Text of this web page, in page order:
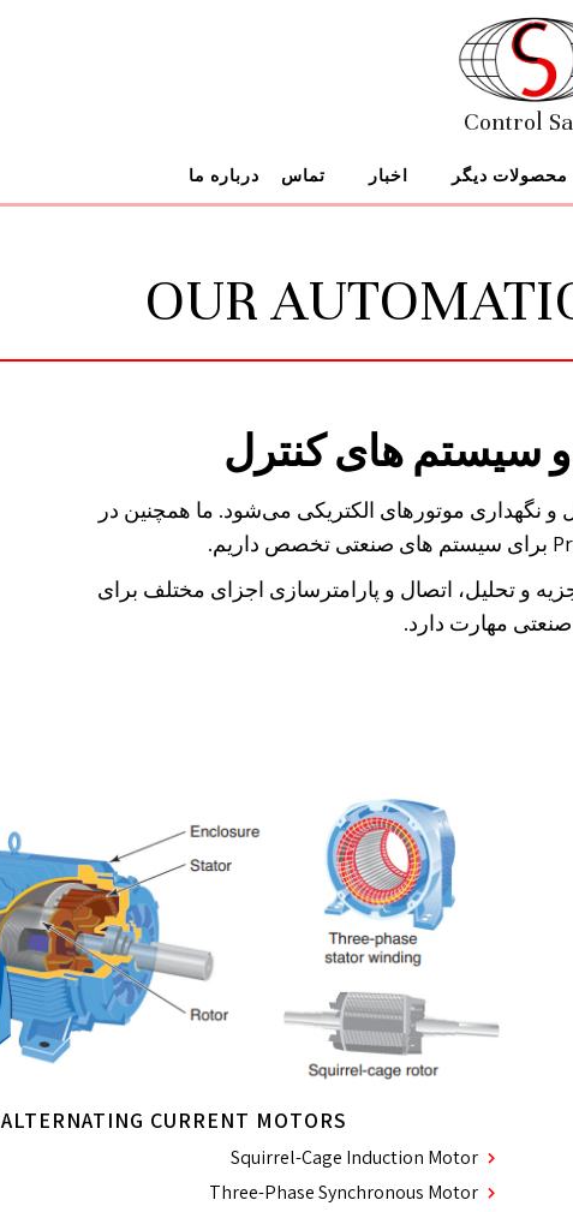
Control
محصولات دیگر اخبار تماس درباره ما
OUR
و سیستم های کنترل
نگهداری موتورهای الکتریکی می‌شود. ما همچنین در
در تجزیه و تحلیل، اتصال و پارامترسازی اجزای مختلف برای
مهارت دارد.
ALTERNATING CURRENT MOTORS
Squirrel-Cage Induction Motor
Three-Phase Synchronous Motor